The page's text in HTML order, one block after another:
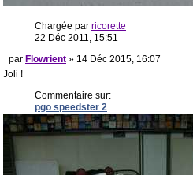
Chargée par ricorette
22 Déc 2011, 15:51
par Flowrient » 14 Déc 2015, 16:07
Joli !
Commentaire sur:
pgo speedster 2